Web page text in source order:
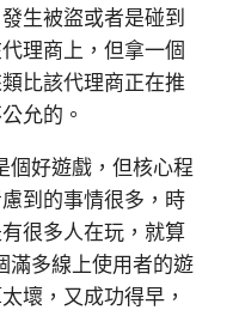
生被盜或者是碰到
理商上，但拿一個
比該代理商正在推
允的。
個好遊戲，但核心程
到的事情很多，時
很多人在玩，就算
滿多線上使用者的遊
壞，又成功得早，